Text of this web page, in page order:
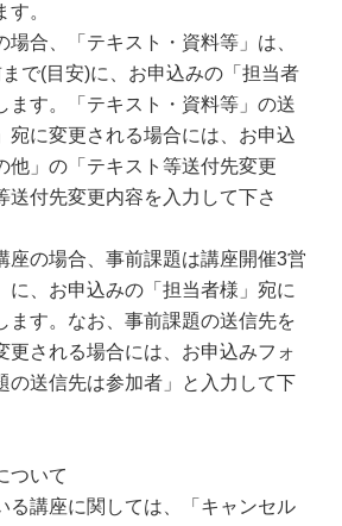
。
場合、「テキスト・資料等」は、
で(目安)に、お申込みの「担当者
ます。「テキスト・資料等」の送
宛に変更される場合には、お申込
他」の「テキスト等送付先変更
送付先変更内容を入力して下さ
座の場合、事前課題は講座開催3営
に、お申込みの「担当者様」宛に
ます。なお、事前課題の送信先を
更される場合には、お申込みフォ
の送信先は参加者」と入力して下
ついて
る講座に関しては、「キャンセル